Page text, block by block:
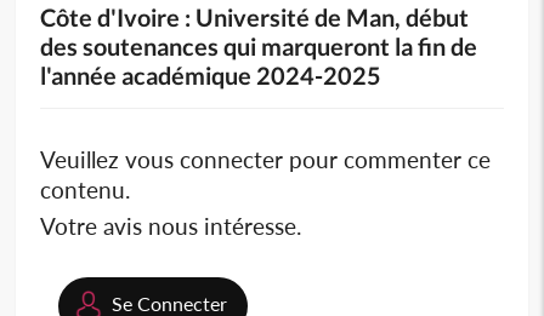
Côte d'Ivoire : Université de Man, début
des soutenances qui marqueront la fin de
l'année académique 2024-2025
Veuillez vous connecter pour commenter ce
contenu.
Votre avis nous intéresse.
Se Connecter